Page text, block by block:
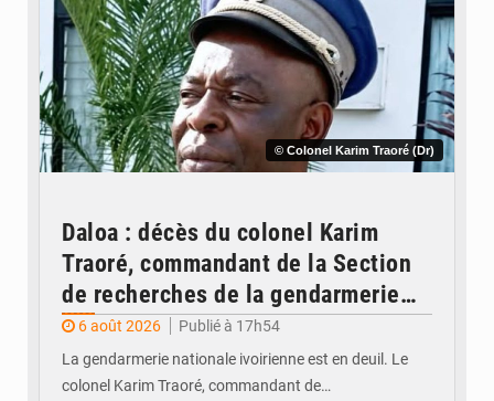
© Colonel Karim Traoré (Dr)
Daloa : décès du colonel Karim
Traoré, commandant de la Section
de recherches de la gendarmerie
après une activité sportive
6 août 2026
Publié à 17h54
La gendarmerie nationale ivoirienne est en deuil. Le
colonel Karim Traoré, commandant de…